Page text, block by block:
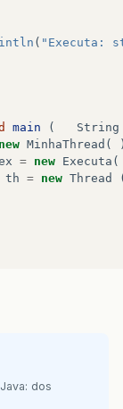
( "Executa:
main (
String
new MinhaThread (
= new Executa (
th = new Thread
dos